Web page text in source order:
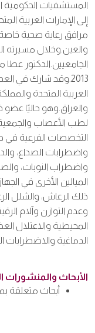
إلى الإمارات
مرافق رعاية صحية
والعين.وخلال مسيرته
الجامعيين.الدكتور
2013.وقد شارك في
العربية المتحدة
والعراق.وهو حاليًا عضو
لطب الأعصاب
التخصصات الفرعية في
واضطرابات الصداع،
واضطراب النوبات،
الميالين الأخرى في
ذلك الرعاش، والشلل
وعدم التوازن وآلام
المحيطية والاعتلال
الدماغية والاضطرابات
الأبحاث والمنشورات
أبحاث متعلقة